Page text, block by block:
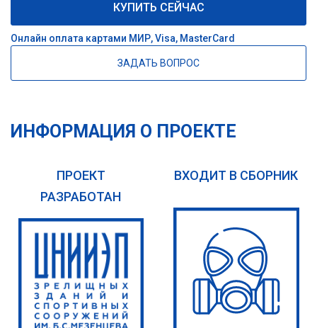
КУПИТЬ СЕЙЧАС
Онлайн оплата картами МИР, Visa, MasterCard
ЗАДАТЬ ВОПРОС
ИНФОРМАЦИЯ О ПРОЕКТЕ
ПРОЕКТ
РАЗРАБОТАН
ВХОДИТ В СБОРНИК